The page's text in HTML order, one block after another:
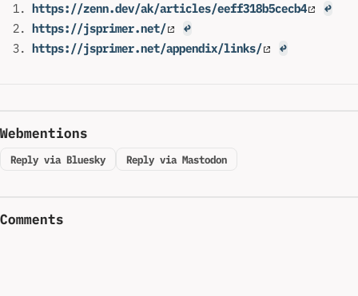
https://zenn.dev/ak/articles/eeff318b5cecb4
↩
https://jsprimer.net/
↩
https://jsprimer.net/appendix/links/
↩
Webmentions
Reply via Bluesky Reply via Mastodon
Comments